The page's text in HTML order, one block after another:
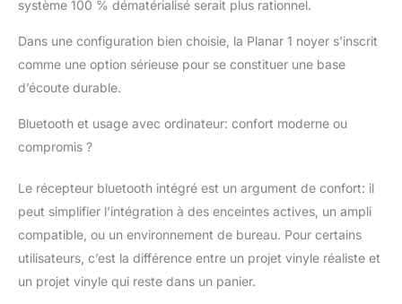
système 100 % dématérialisé serait plus rationnel.
Dans une configuration bien choisie, la Planar 1 noyer s’inscrit
comme une option sérieuse pour se constituer une base
d’écoute durable.
Bluetooth et usage avec ordinateur: confort moderne ou
compromis ?
Le récepteur bluetooth intégré est un argument de confort: il
peut simplifier l’intégration à des enceintes actives, un ampli
compatible, ou un environnement de bureau. Pour certains
utilisateurs, c’est la différence entre un projet vinyle réaliste et
un projet vinyle qui reste dans un panier.